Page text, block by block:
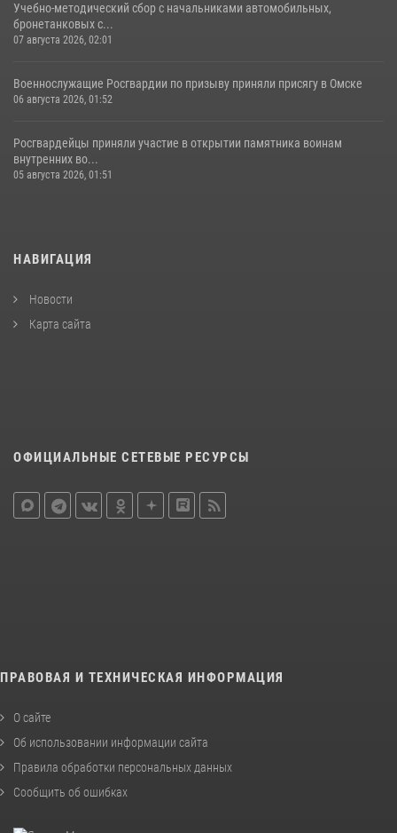
Учебно-методический сбор с начальниками автомобильных,
бронетанковых с...
07 августа 2026, 02:01
Военнослужащие Росгвардии по призыву приняли присягу в Омске
06 августа 2026, 01:52
Росгвардейцы приняли участие в открытии памятника воинам
внутренних во...
05 августа 2026, 01:51
НАВИГАЦИЯ
Новости
Карта сайта
ОФИЦИАЛЬНЫЕ СЕТЕВЫЕ РЕСУРСЫ
ПРАВОВАЯ И ТЕХНИЧЕСКАЯ ИНФОРМАЦИЯ
О сайте
Об использовании информации сайта
Правила обработки персональных данных
Сообщить об ошибках